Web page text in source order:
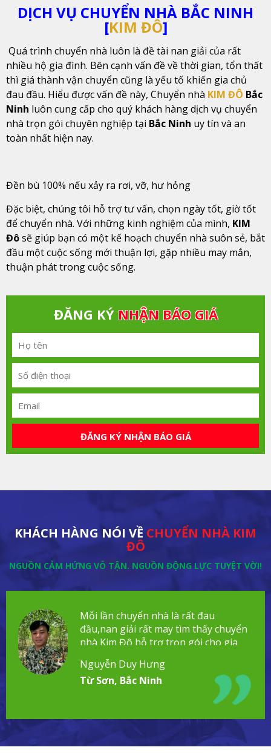
DỊCH VỤ CHUYỂN NHÀ BẮC NINH
[KIM ĐÔ]
Quá trình chuyển nhà luôn là đề tài nan giải của rất
nhiều hộ gia đình. Bên cạnh vấn đề về thời gian, tổn thất
thì giá thành vận chuyển cũng là yếu tố khiến gia chủ
đau đầu. Hiểu được vấn đề này, Chuyển nhà KIM ĐÔ Bắc
Ninh luôn cung cấp cho quý khách hàng dịch vụ chuyển
nhà trọn gói chuyên nghiệp tại Bắc Ninh uy tín và an
toàn nhất hiện nay.
Đền bù 100% nếu xảy ra rơi, vỡ, hư hỏng
Đặc biệt, chúng tôi hỗ trợ tư vấn, chọn ngày tốt, giờ tốt
để chuyển nhà. Với những kinh nghiệm của mình, KIM
Đôsẽ giúp bạn có một kế hoạch chuyển nhà suôn sẻ, bắt
đầu một cuộc sống mới thuận lợi, gặp nhiều may mắn,
thuận phát trong cuộc sống.
ĐĂNG KÝ NHẬN BÁO GIÁ
ĐĂNG KÝ NHẬN BÁO GIÁ
KHÁCH HÀNG NÓI VỀ CHUYỂN NHÀ KIM
ĐÔ
NGUỒN CẢM HỨNG VÔ TẬN. NGUỒN ĐỘNG LỰC TUYỆT VỜI!
Mỗi lần chuyển nhà là rất đau
đầu,nan giải rất may tìm thấy chuyển
nhà Kim Đô hỗ trợ trọn gói cho gia
Nguyễn Duy Hưng
Từ Sơn, Bắc Ninh